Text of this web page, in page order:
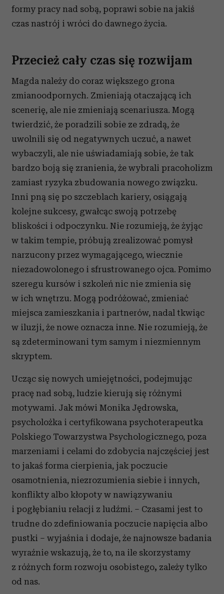
formy pracy nad sobą, poprawi sobie na jakiś
czas nastrój i wróci do dawnego życia.
Przecież cały czas się rozwijam
Magda należy do coraz większego grona
zmianoodpornych. Zmieniają otaczającą ich
scenerię, ale nie zmieniają scenariusza. Mogą
twierdzić, że poradzili sobie ze zdradą, że
uwolnili się od negatywnych uczuć, a nawet
wybaczyli, ale nie uświadamiają sobie, że tak
bardzo boją się zranienia, że wybrali pracoholizm
zamiast ryzyka zbudowania nowego związku.
Inni pną się po szczeblach kariery, osiągają
kolejne sukcesy, gwałcąc swoją potrzebę
bliskości i odpoczynku. Nie rozumieją, że żyjąc
w takim tempie, próbują zrealizować pomysł
narzucony przez wymagającego, wiecznie
niezadowolonego i sfrustrowanego ojca. Pomimo
szeregu kursów i szkoleń nic nie zmienia się
w ich wnętrzu. Mogą podróżować, zmieniać
miejsca zamieszkania i partnerów, nadal tkwiąc
w iluzji, że nowe oznacza inne. Nie rozumieją, że
są zdeterminowani tym samym i niezmiennym
skryptem.
Ucząc się nowych umiejętności, podejmując
pracę nad sobą, ludzie kierują się różnymi
motywami. Jak mówi Monika Jędrowska,
psycholożka i certyfikowana psychoterapeutka
Polskiego Towarzystwa Psychologicznego, poza
marzeniami i celami do zdobycia najczęściej jest
to jakaś forma cierpienia, jak poczucie
osamotnienia, niezrozumienia siebie i innych,
konflikty albo kłopoty w nawiązywaniu
i pogłębianiu relacji z ludźmi. – Czasami jest to
trudne do zdefiniowania poczucie napięcia albo
pustki – wyjaśnia i dodaje, że najnowsze badania
wyraźnie wskazują, że to, na ile skorzystamy
z różnych form rozwoju osobistego, zależy tylko
od nas.